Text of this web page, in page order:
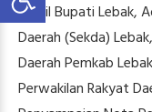
Wakil Bupati Lebak,
Daerah (Sekda)
Daerah Pemkab
Perwakilan Rakyat